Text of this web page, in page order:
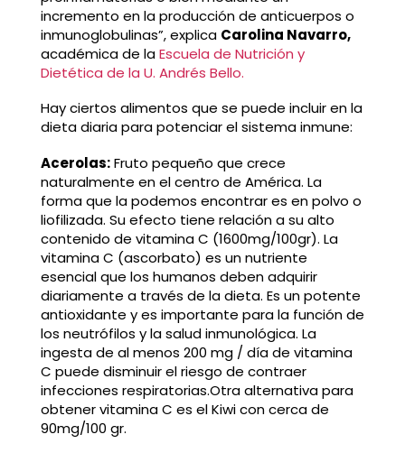
incremento en la producción de anticuerpos o
inmunoglobulinas”, explica Carolina Navarro,
académica de laEscuela de Nutrición y
Dietética de la U. Andrés Bello.
Hay ciertos alimentos que se puede incluir en la
dieta diaria para potenciar el sistema inmune:
Acerolas:Fruto pequeño que crece
naturalmente en el centro de América. La
forma que la podemos encontrar es en polvo o
liofilizada. Su efecto tiene relación a su alto
contenido de vitamina C (1600mg/100gr). La
vitamina C (ascorbato) es un nutriente
esencial que los humanos deben adquirir
diariamente a través de la dieta. Es un potente
antioxidante y es importante para la función de
los neutrófilos y la salud inmunológica. La
ingesta de al menos 200 mg / día de vitamina
C puede disminuir el riesgo de contraer
infecciones respiratorias.Otra alternativa para
obtener vitamina C es el Kiwi con cerca de
90mg/100 gr.